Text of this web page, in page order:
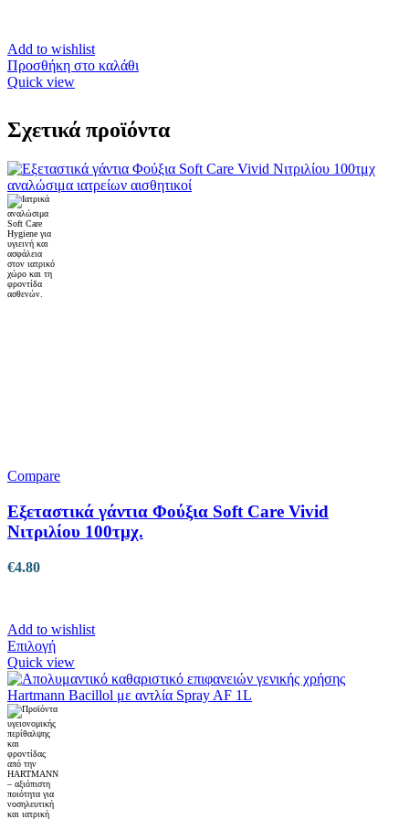
Add to wishlist
Προσθήκη στο καλάθι
Quick view
Σχετικά προϊόντα
Compare
Εξεταστικά γάντια Φούξια Soft Care Vivid
Νιτριλίου 100τμχ.
€4.80
Add to wishlist
ΕπιλογήΑυτό
το
προϊόν
έχει
πολλαπλές
παραλλαγές.
μπορούν
Quick view